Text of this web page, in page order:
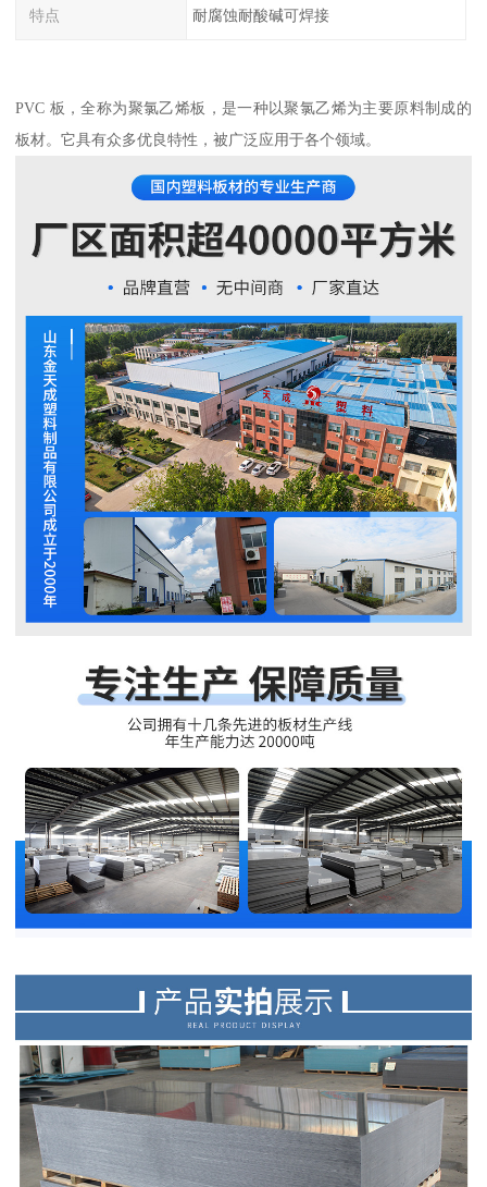
特点 耐腐蚀耐酸碱可焊接
PVC 板，全称为聚氯乙烯板，是一种以聚氯乙烯为主要原料制成的
板材。它具有众多优良特性，被广泛应用于各个领域。